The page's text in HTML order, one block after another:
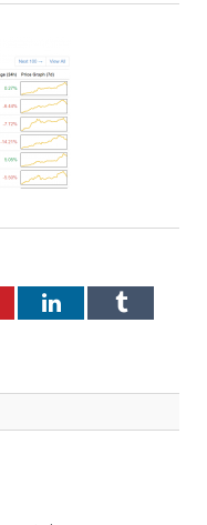
LinkedInTumblr